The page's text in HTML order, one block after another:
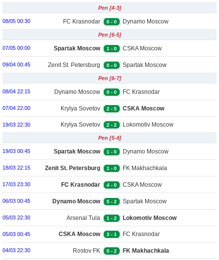
Pen [4-3]
08/05 00:30 FC Krasnodar 0 - 0 Dynamo Moscow
Pen [6-5]
07/05 00:00 Spartak Moscow 1 - 0 CSKA Moscow
09/04 00:45 Zenit St. Petersburg 0 - 0 Spartak Moscow
Pen [6-7]
08/04 22:15 Dynamo Moscow 0 - 0 FC Krasnodar
07/04 22:00 Krylya Sovetov 2 - 5 CSKA Moscow
19/03 22:30 Krylya Sovetov 2 - 2 Lokomotiv Moscow
Pen [5-4]
19/03 00:45 Spartak Moscow 1 - 0 Dynamo Moscow
18/03 22:15 Zenit St. Petersburg 1 - 0 FK Makhachkala
17/03 23:30 FC Krasnodar 4 - 0 CSKA Moscow
06/03 00:45 Dynamo Moscow 5 - 2 Spartak Moscow
05/03 22:30 Arsenal Tula 1 - 2 Lokomotiv Moscow
05/03 00:45 CSKA Moscow 3 - 1 FC Krasnodar
04/03 22:30 Rostov FK 0 - 2 FK Makhachkala